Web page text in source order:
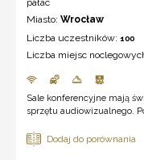
pałac
Miasto: Wrocław
Liczba uczestników: 100
Liczba miejsc
Sale konferencyjne mają
sprzętu audiowizualnego.